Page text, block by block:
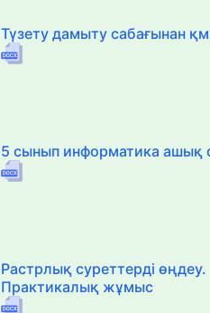
Түзету дамыту сабағынан
5 сынып информатика ашық
Растрлық суреттерді өңдеу.
Практикалық жұмыс